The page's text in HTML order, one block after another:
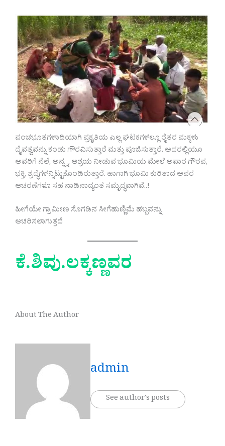
ಪಂಚಭೂತಗಳಾದಿಯಾಗಿ ಪ್ರಕೃತಿಯ ಎಲ್ಲ ಘಟಕಗಳಲ್ಲೂ ರೈತರ ಮಕ್ಕಳು
ದೈವತ್ವವನ್ನು ಕಂಡು ಗೌರವಿಸುತ್ತಾರೆ ಮತ್ತು ಪೂಜಿಸುತ್ತಾರೆ. ಅದರಲ್ಲಿಯೂ
ಅವರಿಗೆ ನೆಲೆ, ಅನ್ನ್ನ, ಆಶ್ರಯ ನೀಡುವ ಭೂಮಿಯ ಮೇಲೆ ಅಪಾರ ಗೌರವ,
ಭಕ್ತಿ, ಶ್ರದ್ಧೆಗಳನ್ನಿಟ್ಟುಕೊಂಡಿರುತ್ತಾರೆ. ಹಾಗಾಗಿ ಭೂಮಿ ಕುರಿತಾದ ಅವರ
ಆಚರಣೆಗಳೂ ಸಹ ನಾಡಿನಾದ್ಯಂತ ಸಮೃದ್ಧವಾಗಿವೆ..!
ಹೀಗೆಯೇ ಗ್ರಾಮೀಣ ಸೊಗಡಿನ ಸೀಗೆಹುಣ್ಣಿಮೆ ಹಬ್ಬವನ್ನು
ಆಚರಿಸಲಾಗುತ್ತದೆ
ಕೆ.ಶಿವು.ಲಕ್ಕಣ್ಣವರ
About The Author
admin
See author's posts